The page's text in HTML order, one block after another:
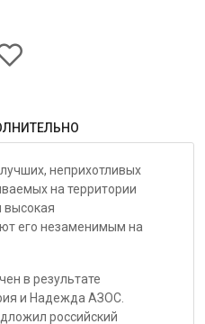
неприхотливых
на территории
высокая
его незаменимым на
в результате
и Надежда АЗОС.
российский